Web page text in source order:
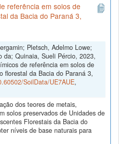
referência em solos de
da Bacia do Paraná 3,
Pletsch, Adelmo Lowe;
da; Quinaia, Sueli Pércio, 2023,
de referência em solos de
florestal da Bacia do Paraná 3,
SoilData/UE7AUE,
dos teores de metais,
solos preservados de Unidades de
Florestais da Bacia do
níveis de base naturais para